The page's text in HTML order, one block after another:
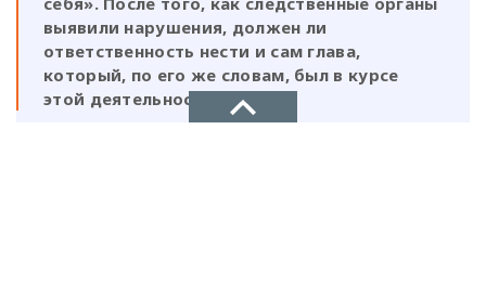
выявили нарушения, должен ли
ответственность нести и сам глава,
который, по его же словам, был в курсе
этой деятельности?